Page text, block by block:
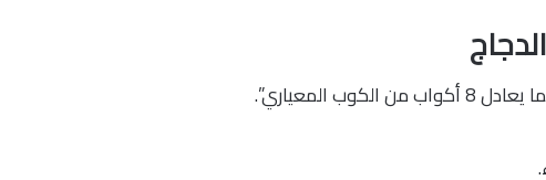
المعياري”.